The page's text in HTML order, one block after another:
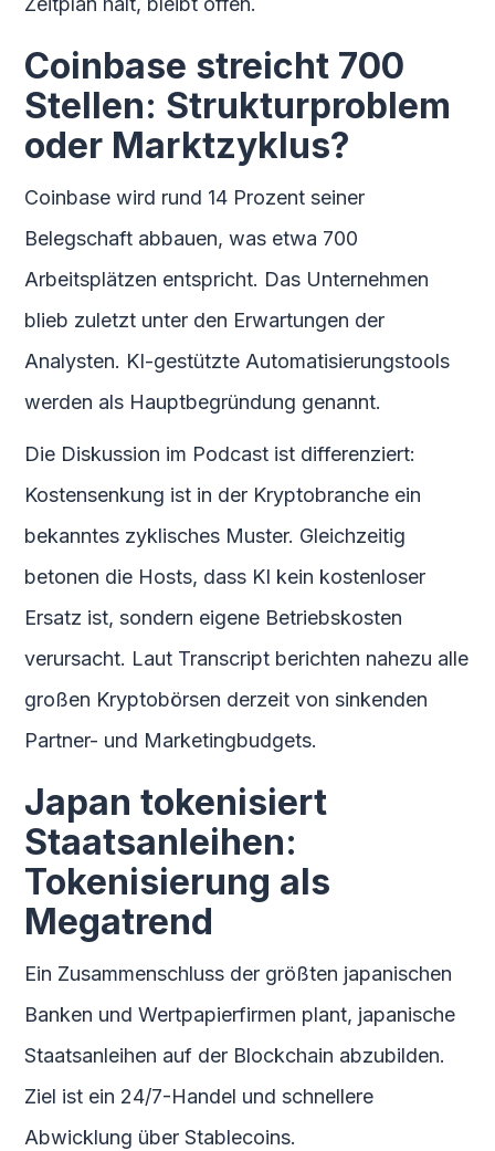
Coinbase streicht 700
Stellen: Strukturproblem
oder Marktzyklus?
Coinbase wird rund 14 Prozent seiner
Belegschaft abbauen, was etwa 700
Arbeitsplätzen entspricht. Das Unternehmen
blieb zuletzt unter den Erwartungen der
Analysten. KI-gestützte Automatisierungstools
werden als Hauptbegründung genannt.
Die Diskussion im Podcast ist differenziert:
Kostensenkung ist in der Kryptobranche ein
bekanntes zyklisches Muster. Gleichzeitig
betonen die Hosts, dass KI kein kostenloser
Ersatz ist, sondern eigene Betriebskosten
verursacht. Laut Transcript berichten nahezu alle
großen Kryptobörsen derzeit von sinkenden
Partner- und Marketingbudgets.
Japan tokenisiert
Staatsanleihen:
Tokenisierung als
Megatrend
Ein Zusammenschluss der größten japanischen
Banken und Wertpapierfirmen plant, japanische
Staatsanleihen auf der Blockchain abzubilden.
Ziel ist ein 24/7-Handel und schnellere
Abwicklung über Stablecoins.